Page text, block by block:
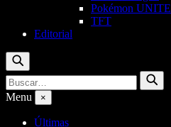
Pokémon UNITE
TFT
Editorial
Buscar
Buscar
por:
Buscar
Menu ×
Últimas